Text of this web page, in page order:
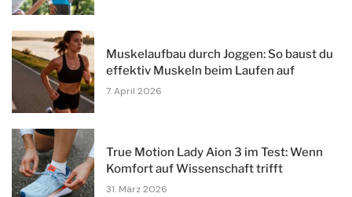
Muskelaufbau durch Joggen: So baust du
effektiv Muskeln beim Laufen auf
7. April 2026
True Motion Lady Aion 3 im Test: Wenn
Komfort auf Wissenschaft trifft
31. März 2026